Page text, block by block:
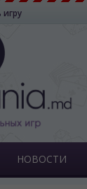
НОВОСТИ